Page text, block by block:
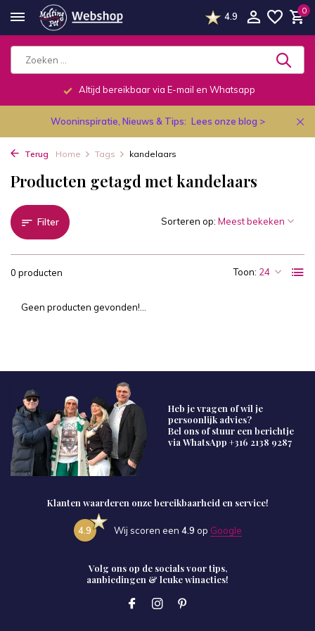
4.9
0
Altijd bereikbaar via E-mail en Whatsapp
Wooninspiratie, Nieuws & Tips: Lees onze blog >
Terug Home Tags kandelaars
Producten getagd met kandelaars
Filter
0 producten Toon:
Sorteren op:
Geen producten gevonden!...
Heb je vragen of wil je
persoonlijk advies?
Bel ons of stuur een berichtje
via WhatsApp +316 2138 9287
Klanten waarderen onze bereikbaarheid en service!
4.9 Wij scoren een 4.9 op Google
Volg ons op de socials voor tips,
aanbiedingen & leuke winacties!